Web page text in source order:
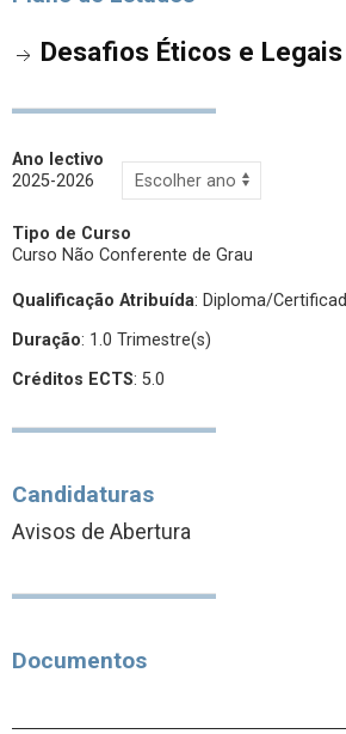
Desafios Éticos e
Ano lectivo
2025-2026
Tipo de Curso
Curso Não Conferente de Grau
Qualificação Atribuída: Diploma/
Duração: 1.0 Trimestre(s)
Créditos ECTS: 5.0
Candidaturas
Avisos de Abertura
Documentos